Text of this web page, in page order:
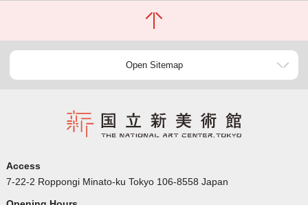
Open Sitemap
Access
7-22-2 Roppongi Minato-ku Tokyo 106-8558 Japan